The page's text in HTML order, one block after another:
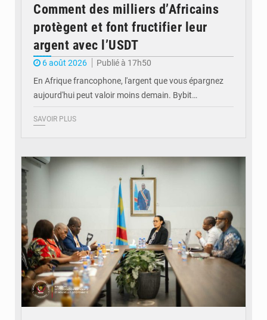
Comment des milliers d’Africains
protègent et font fructifier leur
argent avec l’USDT
6 août 2026
Publié à 17h50
En Afrique francophone, l'argent que vous épargnez
aujourd'hui peut valoir moins demain. Bybit…
SAVOIR PLUS